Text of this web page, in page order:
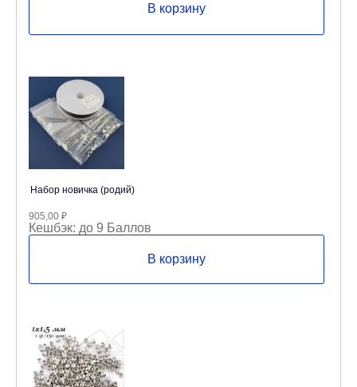
В корзину
Набор новичка (родий)
905,00 ₽
Кешбэк: до 9 Баллов
В корзину